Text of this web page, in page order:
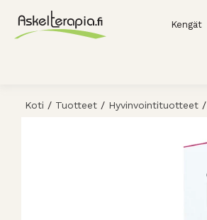
Kengät
Koti / Tuotteet / Hyvinvointituotteet /